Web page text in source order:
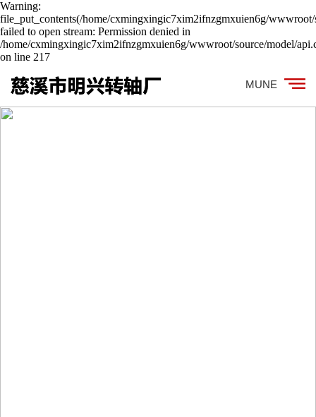
Warning:
file_put_contents(/home/cxmingxingic7xim2ifnzgmxuien6g/wwwroot/
failed to open stream: Permission denied in
/home/cxmingxingic7xim2ifnzgmxuien6g/wwwroot/source/model/
on line 217
MUNE